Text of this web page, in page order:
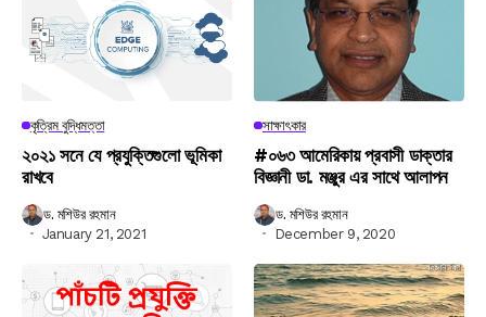
কৃত্রিম বুদ্ধিমত্তা
২০২১ সনে যে প্রযুক্তিগুলো ভূমিকা
রাখবে
ড. মশিউর রহমান
January 21, 2021
সাক্ষাৎকার
#০৬৩ আমেরিকায় প্রবাসী ডাক্তার
বিজ্ঞানী ডা. মঞ্জুর এর সাথে আলাপন
ড. মশিউর রহমান
December 9, 2020